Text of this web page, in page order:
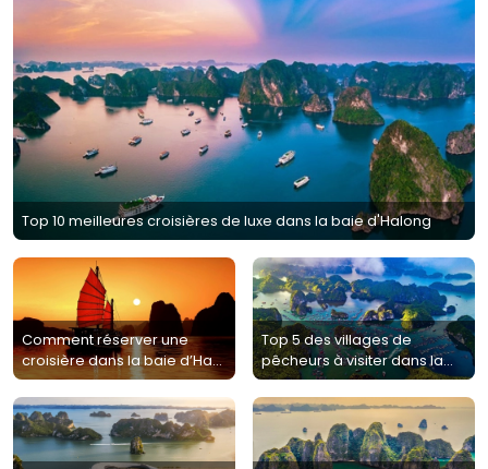
Top 10 meilleures croisières de luxe dans la baie d'Halong
Comment réserver une
croisière dans la baie d’Ha
Long?
Top 5 des villages de
pêcheurs à visiter dans la
baie d'Halong